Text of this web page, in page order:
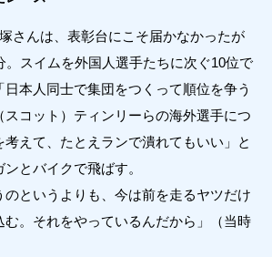
さんは、表彰台にこそ届かなかったが
。スイムを外国人選手たちに次ぐ10位で
本人同士で集団をつくって順位を争う
コット）ティンリーらの海外選手につ
えて、たとえランで潰れてもいい」と
とバイクで飛ばす。
のというよりも、今は前を走るヤツだけ
む。それをやっているんだから」（当時